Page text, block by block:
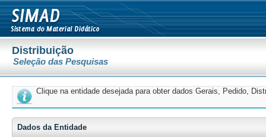
Distribuição
Seleção das Pesquisas
Clique na entidade desejada para obter dados Gerais, Pedido,
Dados da Entidade